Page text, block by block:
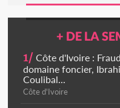
+ DE LA
1/ Côte d'Ivoire :
domaine foncier,
Coulibal...
Côte d'Ivoire